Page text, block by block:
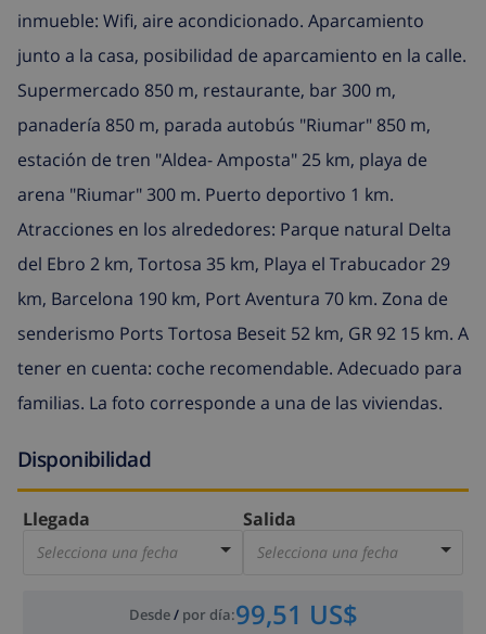
inmueble: Wifi, aire acondicionado. Aparcamiento
junto a la casa, posibilidad de aparcamiento en la calle.
Supermercado 850 m, restaurante, bar 300 m,
panadería 850 m, parada autobús "Riumar" 850 m,
estación de tren "Aldea- Amposta" 25 km, playa de
arena "Riumar" 300 m. Puerto deportivo 1 km.
Atracciones en los alrededores: Parque natural Delta
del Ebro 2 km, Tortosa 35 km, Playa el Trabucador 29
km, Barcelona 190 km, Port Aventura 70 km. Zona de
senderismo Ports Tortosa Beseit 52 km, GR 92 15 km. A
tener en cuenta: coche recomendable. Adecuado para
familias. La foto corresponde a una de las viviendas.
Disponibilidad
Llegada
Selecciona una fecha
Salida
Selecciona una fecha
Desde/ por día:99,51 US$